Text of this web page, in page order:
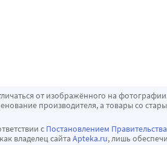
от изображённого на
производителя, а товары со
с Постановлением Правительства
владелец сайта Apteka.ru, лишь